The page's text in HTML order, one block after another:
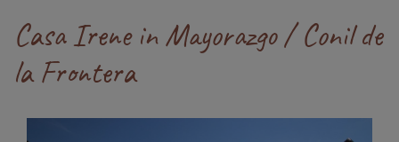
Casa Irene in Mayorazgo / Conil de
la Frontera